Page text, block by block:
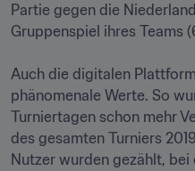
Partie gegen die
Gruppenspiel ihres Teams
Auch die digitalen
phänomenale Werte. So
Turniertagen schon mehr
des gesamten Turniers
Nutzer wurden gezählt,